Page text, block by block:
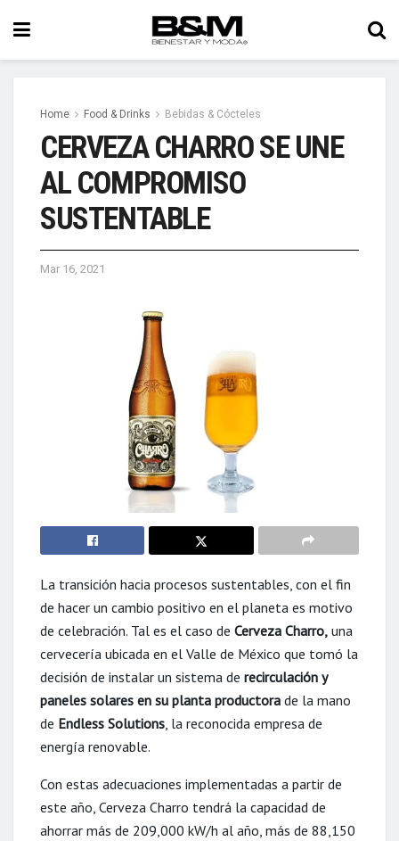
Home Food & Drinks Bebidas & Cócteles
CERVEZA CHARRO SE UNE
AL COMPROMISO
SUSTENTABLE
Mar 16, 2021
La transición hacia procesos sustentables, con el fin
de hacer un cambio positivo en el planeta es motivo
de celebración. Tal es el caso de Cerveza Charro, una
cervecería ubicada en el Valle de México que tomó la
decisión de instalar un sistema de recirculación y
paneles solares en su planta productora de la mano
de Endless Solutions, la reconocida empresa de
energía renovable.
Con estas adecuaciones implementadas a partir de
este año, Cerveza Charro tendrá la capacidad de
ahorrar más de 209,000 kW/h al año, más de 88,150